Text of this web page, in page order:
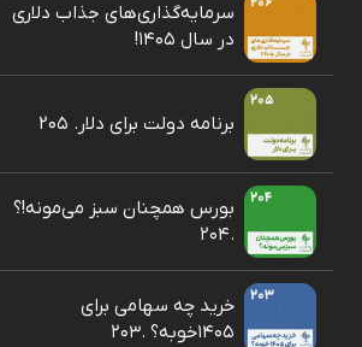
سرمایه‌گذاری‌های جذاب دلاری
در سال ۱۴۰۵!
برنامه دولت برای دلار. ۲۰۵
بورس همچنان سبز می‌مونه!؟
.۲۰۴
خرید چه سهامی برای
۱۴۰۵خوبه؟ .۲۰۳